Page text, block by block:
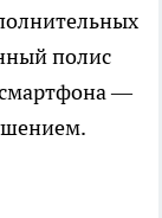
полис
—